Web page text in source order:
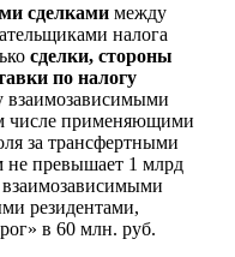
сделками между
налога
сделки, стороны
по налогу
взаимозависимыми
числе применяющими
за трансфертными
не превышает 1 млрд
резидентами,
в 60 млн. руб.